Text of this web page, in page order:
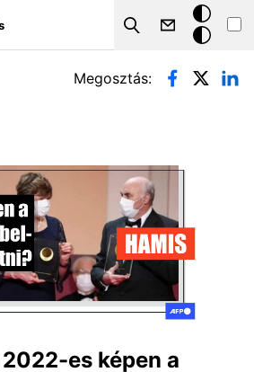
Search
Sötét
mód
Megosztás:
2022-es képen a